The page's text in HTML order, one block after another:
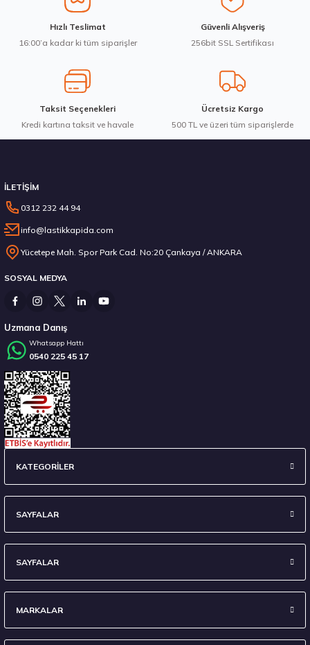
Ürün fiyatı diğer sitelerden daha pahalı.
Bu ürüne benzer farklı alternatifler olmalı.
Waterfall 215/50R17 95W XL Unique UHP Yaz 2026
19.167,50 ₺
Stokta 12 Adet
Hızlı Teslimat
16:00’a kadar ki tüm siparişler
Güvenli Alışveriş
256bit SSL Sertifikası
Taksit Seçenekleri
Kredi kartına taksit ve havale
Ücretsiz Kargo
500 TL ve üzeri tüm siparişlerde
İLETİŞİM
0312 232 44 94
info@lastikkapida.com
Yücetepe Mah. Spor Park Cad. No:20 Çankaya / ANKARA
SOSYAL MEDYA
Uzmana Danış
Whatsapp Hattı
0540 225 45 17
KATEGORİLER
SAYFALAR
SAYFALAR
MARKALAR